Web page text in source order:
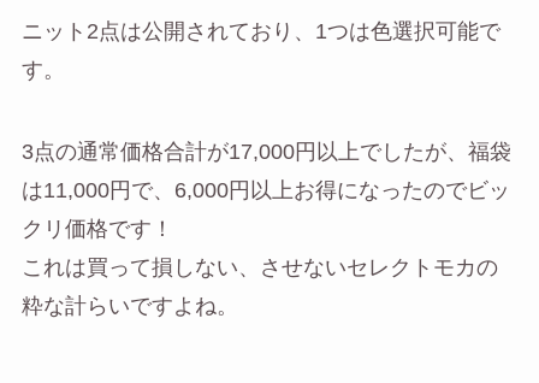
ニット2点は公開されており、1つは色選択可能で
す。
3点の通常価格合計が17,000円以上でしたが、福袋
は11,000円で、6,000円以上お得になったのでビッ
クリ価格です！
これは買って損しない、させないセレクトモカの
粋な計らいですよね。